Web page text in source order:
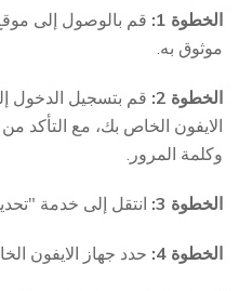
الخطوة 1:
موثوق به.
الخطوة 2:
قم بتسجيل الدخول
وكلمة المرور.
الخطوة 3: انتقل إلى خدمة
الخطوة 4: حدد جهاز الايفون